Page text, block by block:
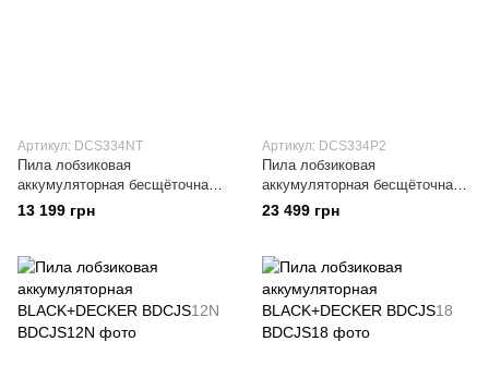
Артикул: DCS334NT
Пила лобзиковая
аккумуляторная бесщёточная
DeWALT DCS334NT
13 199 грн
Артикул: DCS334P2
Пила лобзиковая
аккумуляторная бесщёточная
DeWALT DCS334P2
23 499 грн